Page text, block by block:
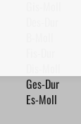
Ges-Dur
Es-Moll